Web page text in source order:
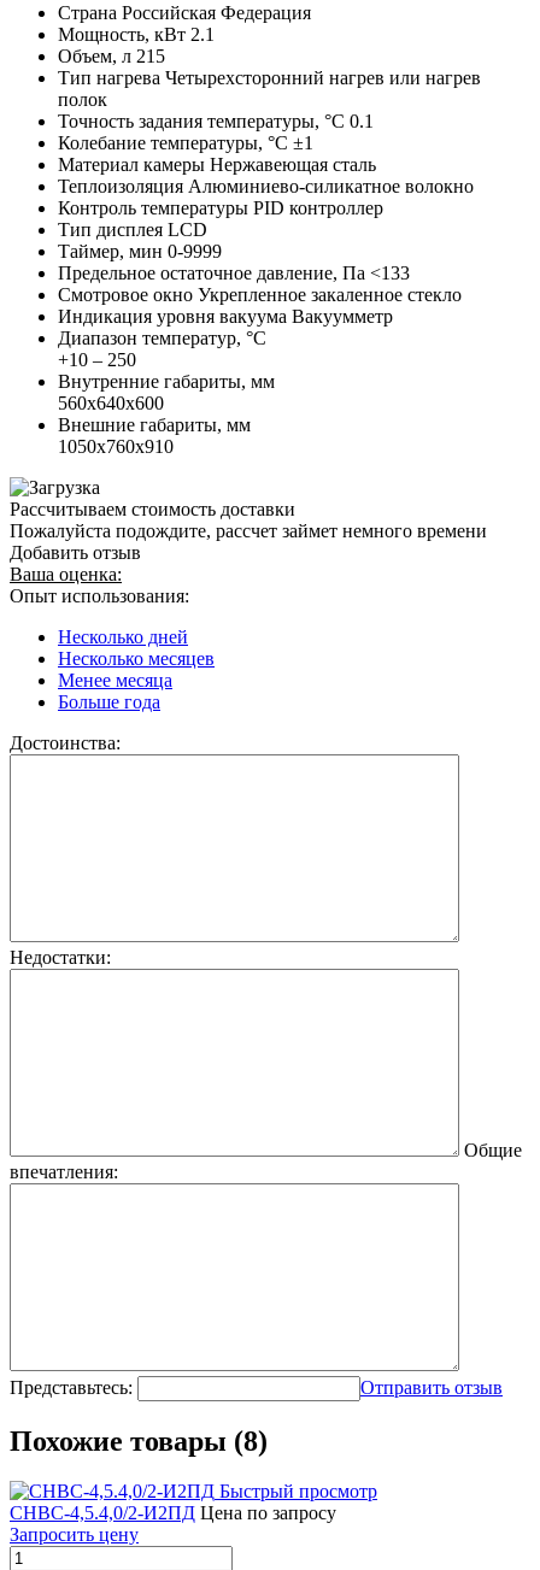
Страна Российская Федерация
Мощность, кВт 2.1
Объем, л 215
Тип нагрева Четырехсторонний нагрев или нагрев
полок
Точность задания температуры, °C 0.1
Колебание температуры, °C ±1
Материал камеры Нержавеющая сталь
Теплоизоляция Алюминиево-силикатное волокно
Контроль температуры PID контроллер
Тип дисплея LCD
Таймер, мин 0-9999
Предельное остаточное давление, Па <133
Смотровое окно Укрепленное закаленное стекло
Индикация уровня вакуума Вакуумметр
Диапазон температур, °C
+10 – 250
Внутренние габариты, мм
560х640х600
Внешние габариты, мм
1050х760х910
Рассчитываем стоимость доставки
Пожалуйста подождите, рассчет займет немного времени
Добавить отзыв
Ваша оценка:
Опыт использования:
Несколько дней
Несколько месяцев
Менее месяца
Больше года
Достоинства:
Недостатки:
Общие
впечатления:
Представьтесь: Отправить отзыв
Похожие товары (8)
Быстрый просмотр
СНВС-4,5.4,0/2-И2ПД Цена по запросу
Запросить цену